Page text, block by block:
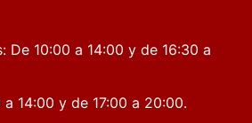
De 10:00 a 14:00 y de 16:30 a
14:00 y de 17:00 a 20:00.